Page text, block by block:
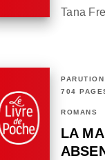
Tana
704
ROMANS
LA